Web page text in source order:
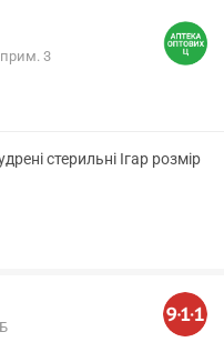
3
стерильні Ігар розмір